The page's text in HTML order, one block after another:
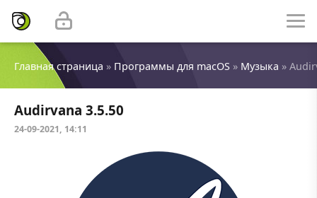
Главная страница » Программы для macOS » Музыка »
Audirvana 3.5.50
24-09-2021, 14:11